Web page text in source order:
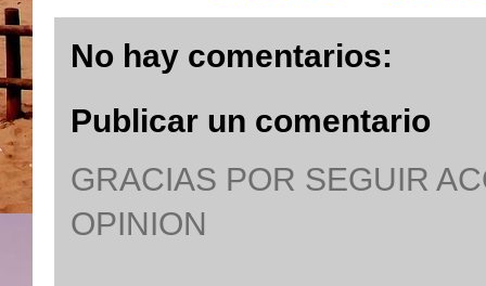
No hay comentarios:
Publicar un comentario
GRACIAS POR SEGUIR
OPINION